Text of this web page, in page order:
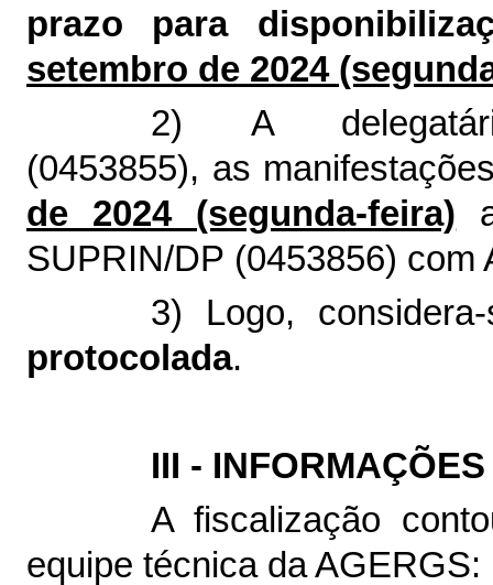
prazo para
setembro de 2024
2) A
(0453855), as
de 2024 (segunda-feira)
SUPRIN/DP (0453856) com
3) Logo,
protocolada.
III -
A fiscalização
equipe técnica da AGERGS: